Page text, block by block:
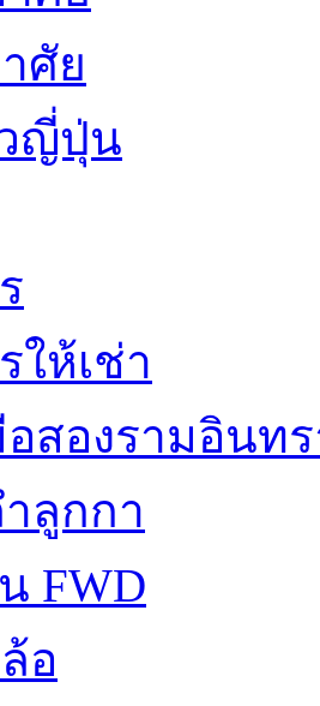
ศัย
ญี่ปุ่น
ให้เช่า
สองรามอินท
ลูกกา
FWD
อ